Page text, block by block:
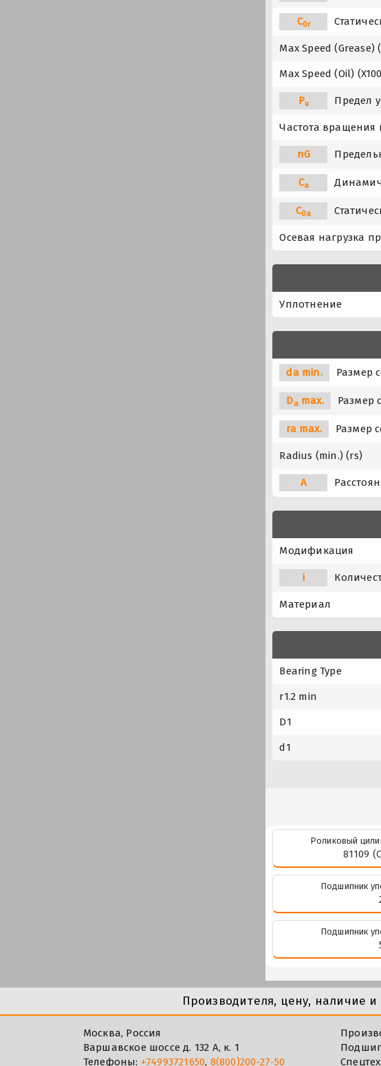
C0r
Max Speed (Grease)
Max Speed (Oil)
Pu Предел
Частота
nG
Ca
C0a
Осевая нагрузка
Уплотнение
da min. Размер
Damax. Размер
ra max. Размер
Radius (min.) (rs)
A
Модификация
i
Материал
Bearing Type
r1.2 min
D1
d1
Роликовый
81109
Подшипник
Подшипник
Производителя, цену, наличие
Москва, Россия
Варшавское шоссе д. 132 А, к. 1
Телефоны: +74993721650, 8(800)200-27-50